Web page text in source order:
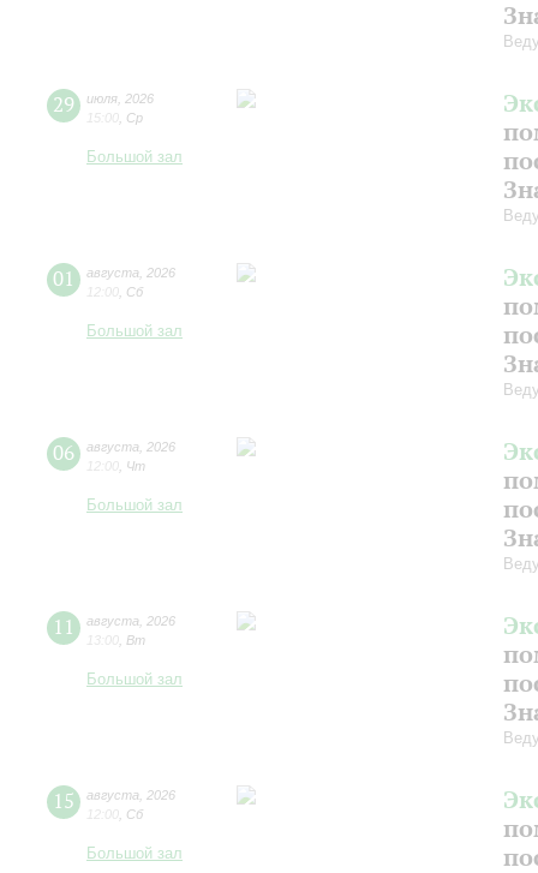
29 июля 2026
15:00 Ср
Большой зал
01 августа
2026
12:00 Сб
Большой зал
06 августа
2026
12:00 Чт
Большой зал
11 августа
2026
13:00 Вт
Большой зал
15 августа
2026
12:00 Сб
Большой зал